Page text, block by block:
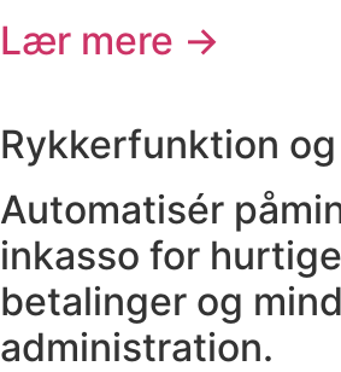
Lær mere →
Rykkerfunktion
Automatisér
inkasso for
betalinger og
administration.